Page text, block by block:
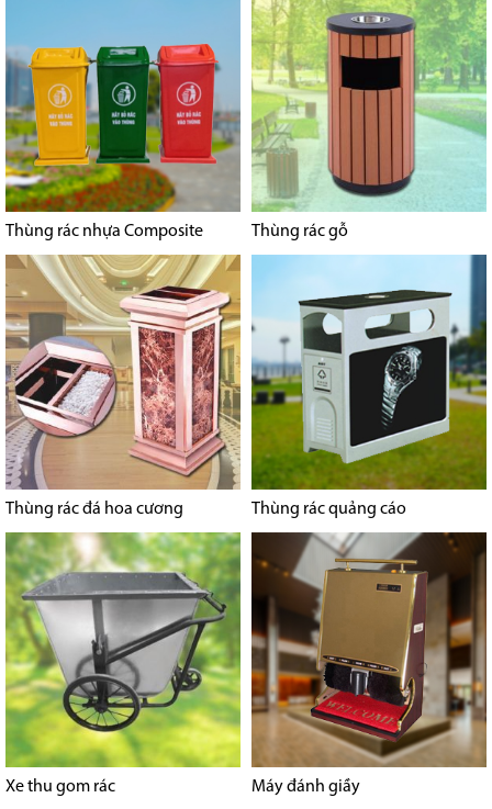
Thùng rác nhựa Composite Thùng rác gỗ
Thùng rác đá hoa cương Thùng rác quảng cáo
Xe thu gom rác Máy đánh giầy